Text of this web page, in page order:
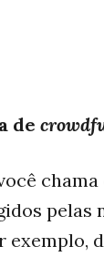
de
chama
pelas